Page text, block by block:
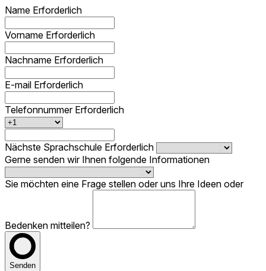
Name Erforderlich
Vorname Erforderlich
Nachname Erforderlich
E-mail Erforderlich
Telefonnummer Erforderlich
Nächste Sprachschule Erforderlich
Gerne senden wir Ihnen folgende Informationen
Sie möchten eine Frage stellen oder uns Ihre Ideen oder
Bedenken mitteilen?
Senden